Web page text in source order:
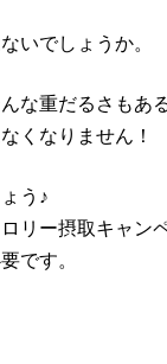
いでしょうか。
な重だるさもあ
くなりません！
う♪
リー摂取キャン
です。